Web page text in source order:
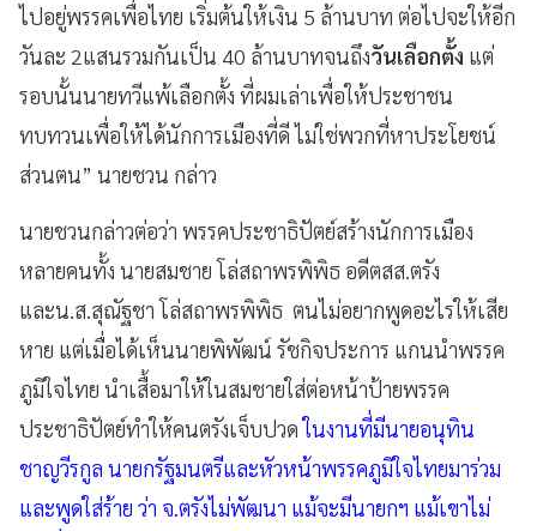
ไปอยู่พรรคเพื่อไทย เริ่มต้นให้เงิน 5 ล้านบาท ต่อไปจะให้อีก
วันละ 2แสนรวมกันเป็น 40 ล้านบาทจนถึงวันเลือกตั้ง แต่
รอบนั้นนายทวีแพ้เลือกตั้ง ที่ผมเล่าเพื่อให้ประชาชน
ทบทวนเพื่อให้ได้นักการเมืองที่ดี ไม่ใช่พวกที่หาประโยชน์
ส่วนตน” นายชวน กล่าว
นายชวนกล่าวต่อว่า พรรคประชาธิปัตย์สร้างนักการเมือง
หลายคนทั้ง นายสมชาย โล่สถาพรพิพิธ อดีตสส.ตรัง
และน.ส.สุณัฐชา โล่สถาพรพิพิธ ตนไม่อยากพูดอะไรให้เสีย
หาย แต่เมื่อได้เห็นนายพิพัฒน์ รัชกิจประการ แกนนำพรรค
ภูมิใจไทย นำเสื้อมาให้ในสมชายใส่ต่อหน้าป้ายพรรค
ประชาธิปัตย์ทำให้คนตรังเจ็บปวดในงานที่มีนายอนุทิน
ชาญวีรกูล นายกรัฐมนตรีและหัวหน้าพรรคภูมิใจไทยมาร่วม
และพูดใส่ร้าย ว่า จ.ตรังไม่พัฒนา แม้จะมีนายกฯ แม้เขาไม่